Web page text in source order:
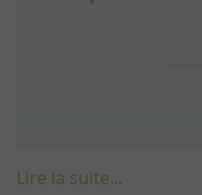
Lire la suite...